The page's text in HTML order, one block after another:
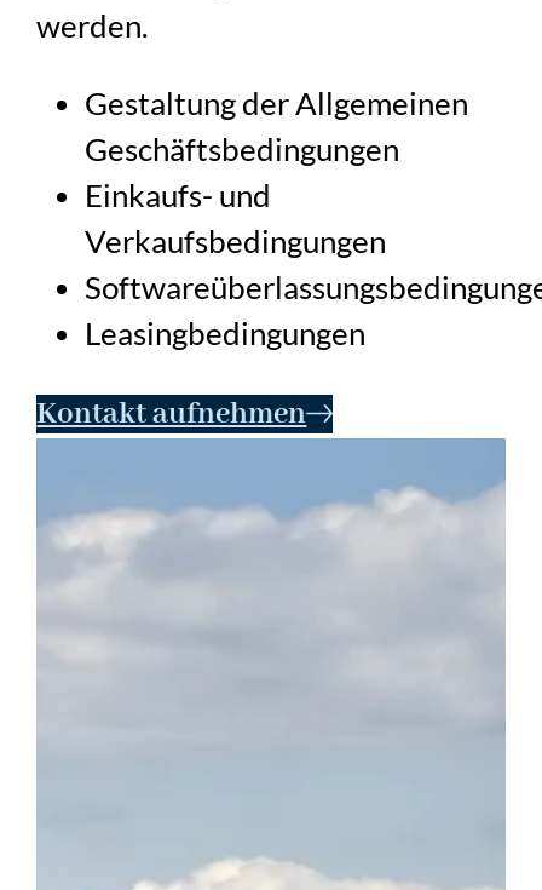
werden.
Gestaltung der Allgemeinen
Geschäftsbedingungen
Einkaufs- und
Verkaufsbedingungen
Leasingbedingungen
Kontakt aufnehmen